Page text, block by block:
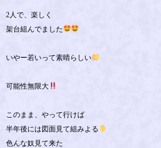
2人で、楽しく
架台組んでました
いやー若いって素晴らしい
可能性無限大
このまま、やって行けば
半年後には図面見て組みよる
色んな奴見て来た